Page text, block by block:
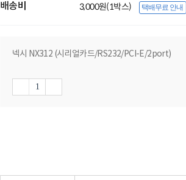
배송비 3,000원(1박스) 택배무료 안내
넥시 NX312 (시리얼카드/RS232/PCI-E/2port)